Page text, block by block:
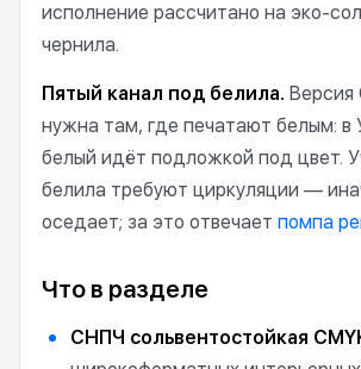
исполнение рассчитано на эко-
чернила.
Пятый канал под белила. Версия
нужна там, где печатают белым:
белый идёт подложкой под цвет.
белила требуют циркуляции —
оседает; за это отвечает помпа
Что в разделе
СНПЧ сольвентостойкая